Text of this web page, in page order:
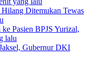
Ditemukan Tewas
Pasien BPJS Yurizal,
lalu
Gubernur DKI